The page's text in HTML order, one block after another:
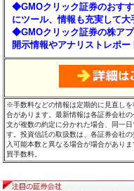
◆GMOクリック証券のおす
にツール、情報も充実して
◆GMOクリック証券の株ア
開示情報やアナリストレポー
※手数料などの情報は定期的に見直し
合があります。最新情報は各証券会社
文が複数の約定に分かれた場合、同一
す。投資信託の取扱数は、各証券会社
入可能本数と異なる場合が場合があり
買手数料。